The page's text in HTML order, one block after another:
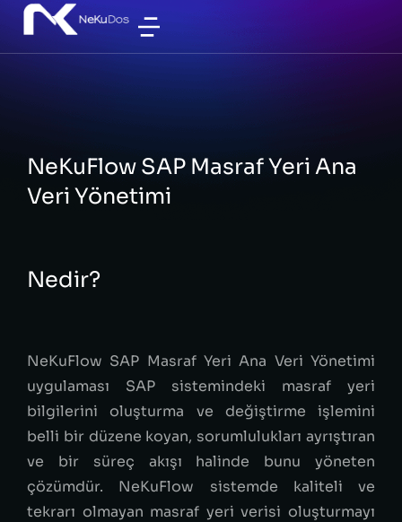
NeKuFlow SAP Masraf Yeri Ana
Veri Yönetimi
Nedir?
NeKuFlow SAP Masraf Yeri Ana Veri Yönetimi
uygulaması SAP sistemindeki masraf yeri
bilgilerini oluşturma ve değiştirme işlemini
belli bir düzene koyan, sorumlulukları ayrıştıran
ve bir süreç akışı halinde bunu yöneten
çözümdür. NeKuFlow sistemde kaliteli ve
tekrarı olmayan masraf yeri verisi oluşturmayı